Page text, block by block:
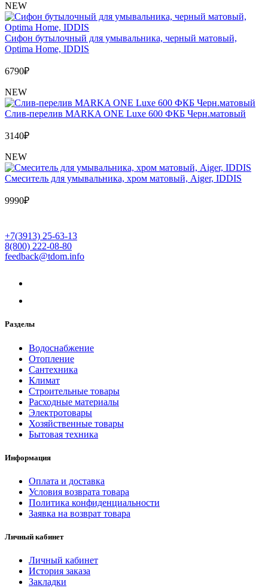
NEW
Сифон бутылочный для умывальника, черный матовый,
Optima Home, IDDIS
6790₽
NEW
Слив-перелив MARKA ONE Luxe 600 ФКБ Черн.матовый
3140₽
NEW
Cмеситель для умывальника, хром матовый, Aiger, IDDIS
9990₽
+7(3913) 25-63-13
8(800) 222-08-80
feedback@tdom.info
Разделы
Водоснабжение
Отопление
Сантехника
Климат
Строительные товары
Расходные материалы
Электротовары
Хозяйственные товары
Бытовая техника
Информация
Оплата и доставка
Условия возврата товара
Политика конфиденциальности
Заявка на возврат товара
Личный кабинет
Личный кабинет
История заказа
Закладки